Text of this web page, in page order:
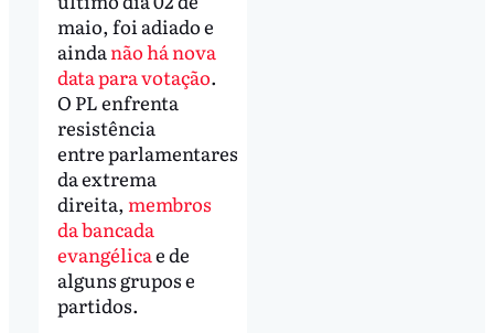
maio, foi adiado e
ainda não há nova
data para votação.
O PL enfrenta
resistência
entre parlamentares
da extrema
direita, membros
da bancada
evangélicae de
alguns grupos e
partidos.